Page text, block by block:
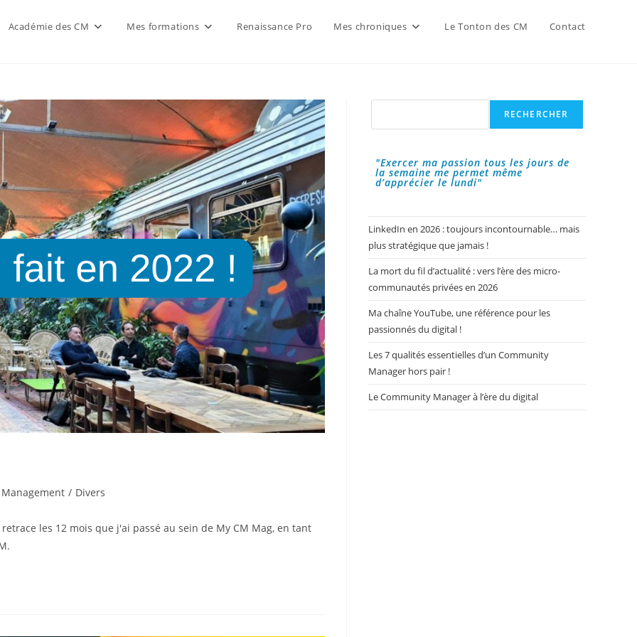
Académie des CM Mes formations Renaissance Pro Mes chroniques Le Tonton des CM Contact
/ Divers
les 12 mois que j'ai passé au sein de My CM Mag, en tant
Rechercher
RECHERCHER
"Exercer ma passion tous les jours de
la semaine me permet même
d’apprécier le lundi"
LinkedIn en 2026 : toujours incontournable… mais
plus stratégique que jamais !
La mort du fil d’actualité : vers l’ère des micro-
communautés privées en 2026
Ma chaîne YouTube, une référence pour les
passionnés du digital !
Les 7 qualités essentielles d’un Community
Manager hors pair !
Le Community Manager à l’ère du digital